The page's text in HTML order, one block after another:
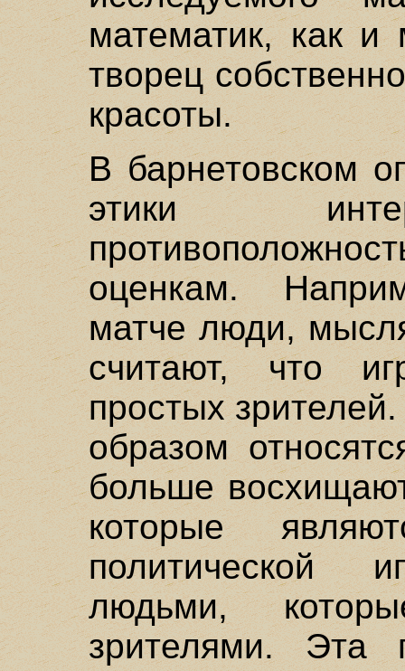
математик, как и
творец
красоты.
В барнетовском
этики
оценкам.
матче люди,
считают, что
простых
образом
больше
которые
политической
людьми,
зрителями. Эта